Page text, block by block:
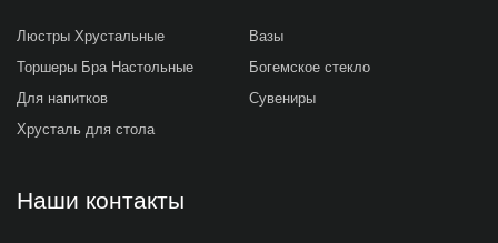
Люстры Хрустальные
Торшеры Бра Настольные
Для напитков
Хрусталь для стола
Вазы
Богемское стекло
Сувениры
Наши контакты